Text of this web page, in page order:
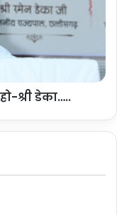
श्री डेका…..